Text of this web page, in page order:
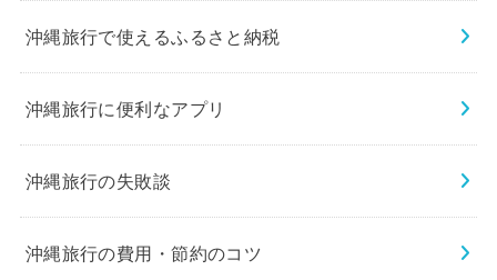
沖縄旅行で使えるふるさと納税
沖縄旅行に便利なアプリ
沖縄旅行の失敗談
沖縄旅行の費用・節約のコツ